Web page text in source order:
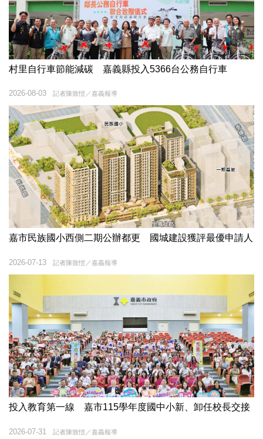
村里自行車節能減碳 嘉義縣投入5366台公務自行車
記者陳致愷／嘉義報導
2026-08-03
嘉市民族國小西側二期公辦都更 國城建設獲評最優申請人
記者陳致愷／嘉義報導
2026-07-13
投入教育第一線 嘉市115學年度國中小新、卸任校長交接
記者陳致愷／嘉義報導
2026-07-31